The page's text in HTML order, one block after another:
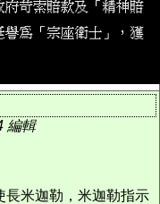
編輯
長米迦勒，米迦勒指示